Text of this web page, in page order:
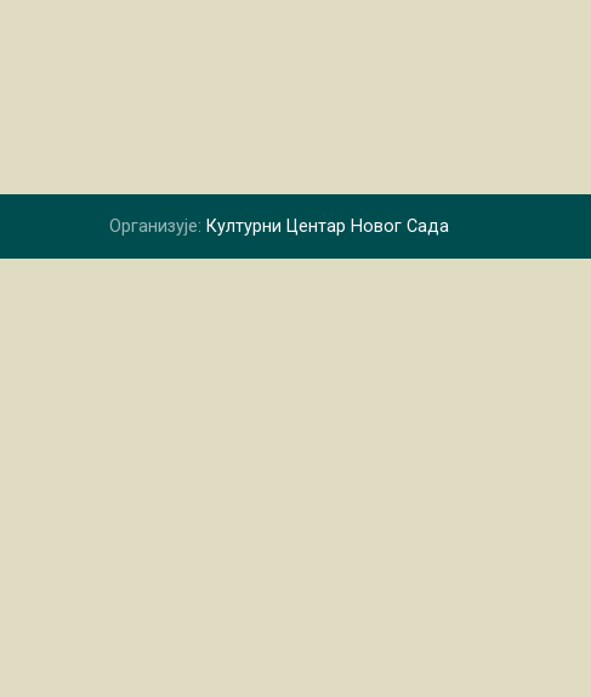
Организује: Културни Центар Новог Сада